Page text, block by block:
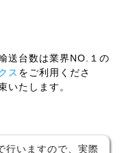
送台数は業界NO.１の
ス をご利用くださ
いたします。
行いますので、実際